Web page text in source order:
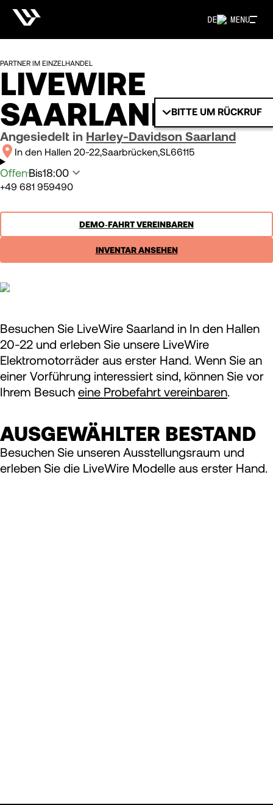
MENU
DE
BITTE UM RÜCKRUF
PARTNER IM EINZELHANDEL
LIVEWIRE
SAARLAND
Angesiedelt in Harley-Davidson Saarland
In den Hallen 20-22SaarbrückenSL 66115
OffenBis18:00
+49 681 959490
DEMO‑FAHRT VEREINBAREN
INVENTAR ANSEHEN
Besuchen Sie LiveWire Saarland in In den Hallen
20-22 und erleben Sie unsere LiveWire
Elektromotorräder aus erster Hand. Wenn Sie an
einer Vorführung interessiert sind, können Sie vor
Ihrem Besuch eine Probefahrt vereinbaren
AUSGEWÄHLTER BESTAND
Besuchen Sie unseren Ausstellungsraum und
erleben Sie die LiveWire Modelle aus erster Hand.